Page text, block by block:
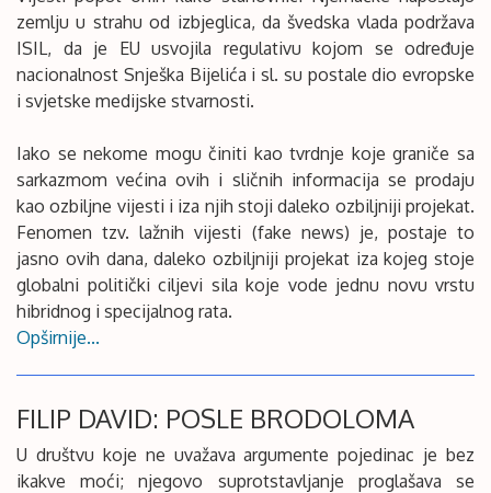
zemlju u strahu od izbjeglica, da švedska vlada podržava
ISIL, da je EU usvojila regulativu kojom se određuje
nacionalnost Snješka Bijelića i sl. su postale dio evropske
i svjetske medijske stvarnosti.
Iako se nekome mogu činiti kao tvrdnje koje graniče sa
sarkazmom većina ovih i sličnih informacija se prodaju
kao ozbiljne vijesti i iza njih stoji daleko ozbiljniji projekat.
Fenomen tzv. lažnih vijesti (fake news) je, postaje to
jasno ovih dana, daleko ozbiljniji projekat iza kojeg stoje
globalni politički ciljevi sila koje vode jednu novu vrstu
hibridnog i specijalnog rata.
Opširnije...
FILIP DAVID: POSLE BRODOLOMA
U društvu koje ne uvažava argumente pojedinac je bez
ikakve moći; njegovo suprotstavljanje proglašava se